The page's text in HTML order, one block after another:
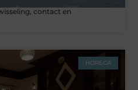
contact en
HORECA